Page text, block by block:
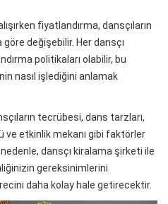
fiyatlandırma, dansçıların
değişebilir. Her dansçı
politikaları olabilir, bu
nasıl işlediğini anlamak
tecrübesi, dans tarzları,
etkinlik mekanı gibi faktörler
dansçı kiralama şirketi ile
gereksinimlerini
daha kolay hale getirecektir.